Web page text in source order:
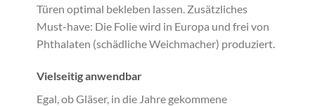
Türen optimal bekleben lassen. Zusätzliches
Must-have: Die Folie wird in Europa und frei von
Phthalaten (schädliche Weichmacher) produziert.
Vielseitig anwendbar
Egal, ob Gläser, in die Jahre gekommene